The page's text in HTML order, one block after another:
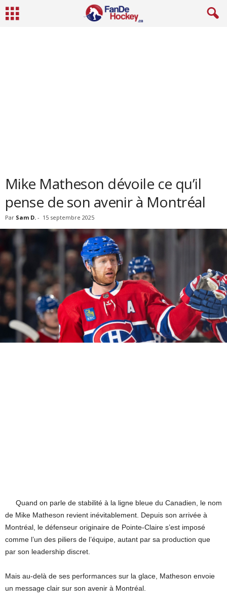
Mike Matheson dévoile ce qu’il
pense de son avenir à Montréal
Par Sam D. - 15 septembre 2025
Quand on parle de stabilité à la ligne bleue du Canadien, le nom
de Mike Matheson revient inévitablement. Depuis son arrivée à
Montréal, le défenseur originaire de Pointe-Claire s’est imposé
comme l’un des piliers de l’équipe, autant par sa production que
par son leadership discret.
Mais au-delà de ses performances sur la glace, Matheson envoie
un message clair sur son avenir à Montréal.